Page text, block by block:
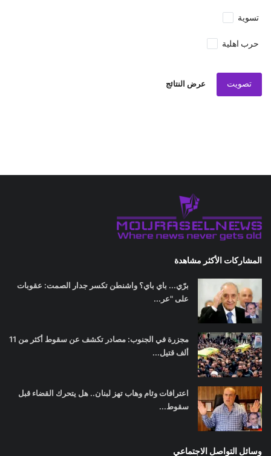
تسوية
حرب اهلية
تصويت عرض النتائج
المشاركات الأكثر مشاهدة
برّي... باي باي؟ واشنطن تكسر جدار الصمت: عقوبات
على "عر...
مجزرة في الجنوب: مصادر تكشف عن سقوط أكثر من 11
ألف قتيل...
اعترافات وئام وهاب تهز لبنان.. هل يتحرك القضاء قبل
سقوط...
وسائل التواصل الاجتماعي